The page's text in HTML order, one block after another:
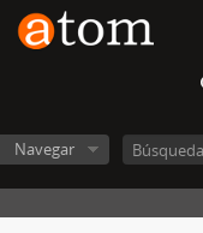
Navegar